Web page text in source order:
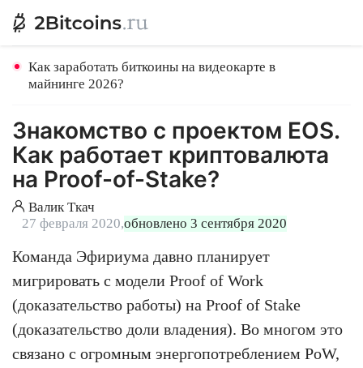
Как заработать биткоины на видеокарте в
майнинге 2026?
Знакомство с проектом EOS.
Как работает криптовалюта
на Proof-of-Stake?
Валик Ткач
27 февраля 2020,обновлено 3 сентября 2020
Команда Эфириума давно планирует
мигрировать с модели Proof of Work
(доказательство работы) на Proof of Stake
(доказательство доли владения). Во многом это
связано с огромным энергопотреблением PoW,